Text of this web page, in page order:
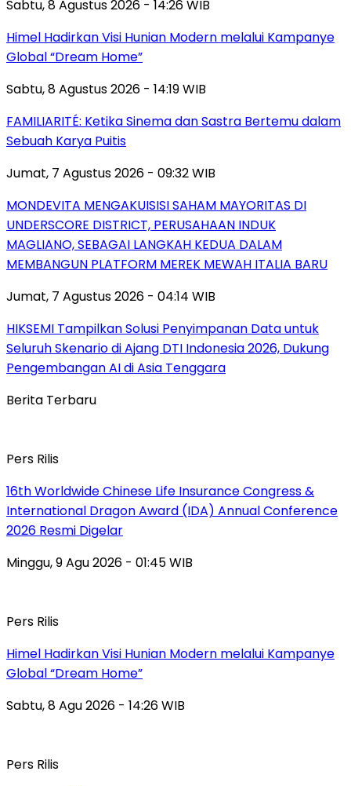
Sabtu, 8 Agustus 2026 - 14:26 WIB
Himel Hadirkan Visi Hunian Modern melalui Kampanye
Global “Dream Home”
Sabtu, 8 Agustus 2026 - 14:19 WIB
FAMILIARITÉ: Ketika Sinema dan Sastra Bertemu dalam
Sebuah Karya Puitis
Jumat, 7 Agustus 2026 - 09:32 WIB
MONDEVITA MENGAKUISISI SAHAM MAYORITAS DI
UNDERSCORE DISTRICT, PERUSAHAAN INDUK
MAGLIANO, SEBAGAI LANGKAH KEDUA DALAM
MEMBANGUN PLATFORM MEREK MEWAH ITALIA BARU
Jumat, 7 Agustus 2026 - 04:14 WIB
HIKSEMI Tampilkan Solusi Penyimpanan Data untuk
Seluruh Skenario di Ajang DTI Indonesia 2026, Dukung
Pengembangan AI di Asia Tenggara
Berita Terbaru
Pers Rilis
16th Worldwide Chinese Life Insurance Congress &
International Dragon Award (IDA) Annual Conference
2026 Resmi Digelar
Minggu, 9 Agu 2026 - 01:45 WIB
Pers Rilis
Himel Hadirkan Visi Hunian Modern melalui Kampanye
Global “Dream Home”
Sabtu, 8 Agu 2026 - 14:26 WIB
Pers Rilis